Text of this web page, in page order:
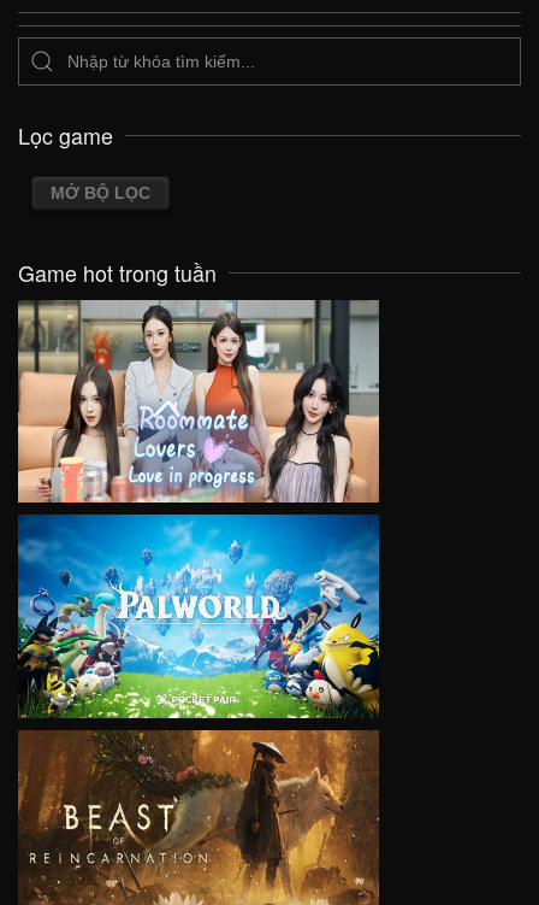
Lọc game
MỞ BỘ LỌC
Game hot trong tuần
VIEW
VIEW
VIEW